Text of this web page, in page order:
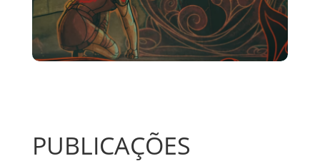
PUBLICAÇÕES